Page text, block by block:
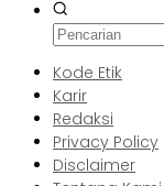
Kode Etik
Karir
Redaksi
Privacy Policy
Disclaimer